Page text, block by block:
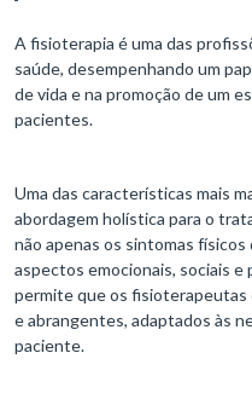
A fisioterapia é uma das
saúde, desempenhando um
de vida e na promoção de um
pacientes.
Uma das características mais
abordagem holística para o
não apenas os sintomas físicos
aspectos emocionais, sociais
permite que os fisioterapeutas
e abrangentes, adaptados às
paciente.